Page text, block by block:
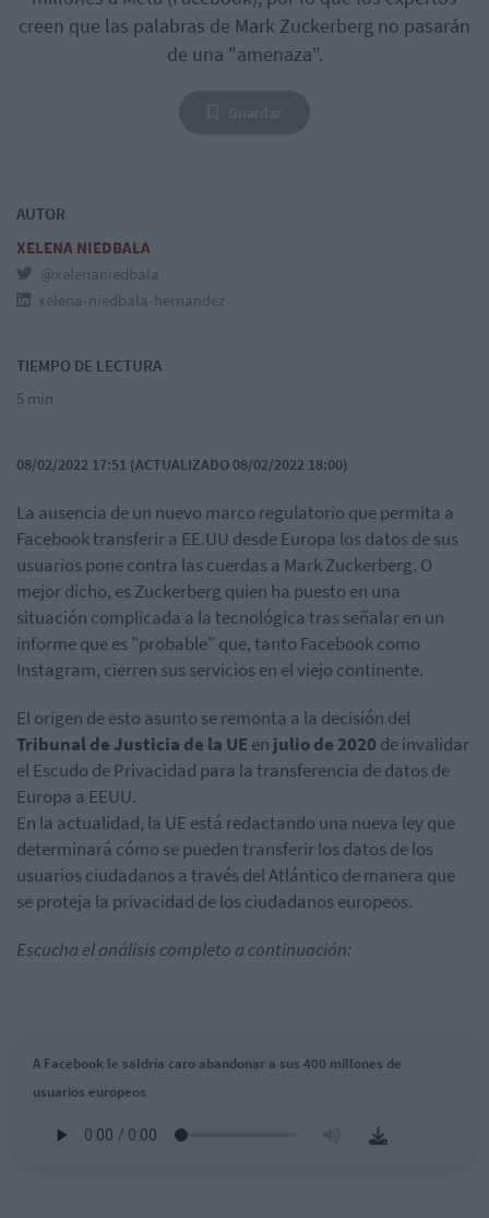
creen que las palabras de Mark Zuckerberg no pasarán
de una "amenaza".
AUTOR
XELENA NIEDBALA
@xelenaniedbala
xelena-niedbala-hernandez
TIEMPO DE LECTURA
5 min
08/02/2022 17:51 (ACTUALIZADO 08/02/2022 18:00)
La ausencia de un nuevo marco regulatorio que permita a
Facebook transferir a EE.UU desde Europa los datos de sus
usuarios pone contra las cuerdas a Mark Zuckerberg. O
mejor dicho, es Zuckerberg quien ha puesto en una
situación complicada a la tecnológica tras señalar en un
informe que es "probable" que, tanto Facebook como
Instagram, cierren sus servicios en el viejo continente.
El origen de esto asunto se remonta a la decisión del
Tribunal de Justicia de la UE en julio de 2020 de invalidar
el Escudo de Privacidad para la transferencia de datos de
Europa a EEUU.
En la actualidad, la UE está redactando una nueva ley que
determinará cómo se pueden transferir los datos de los
usuarios ciudadanos a través del Atlántico de manera que
se proteja la privacidad de los ciudadanos europeos.
Escucha el análisis completo a continuación:
A Facebook le saldría caro abandonar a sus 400 millones de
usuarios europeos